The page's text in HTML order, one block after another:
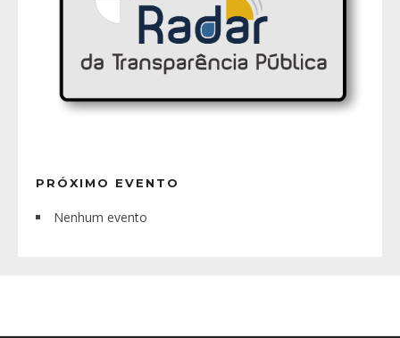
PRÓXIMO EVENTO
Nenhum evento